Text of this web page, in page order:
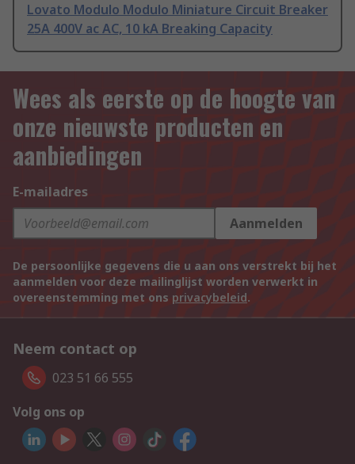
Lovato Modulo Modulo Miniature Circuit Breaker
25A 400V ac AC, 10 kA Breaking Capacity
Wees als eerste op de hoogte van
onze nieuwste producten en
aanbiedingen
E-mailadres
Aanmelden
De persoonlijke gegevens die u aan ons verstrekt bij het
aanmelden voor deze mailinglijst worden verwerkt in
overeenstemming met ons privacybeleid.
Neem contact op
023 51 66 555
Volg ons op